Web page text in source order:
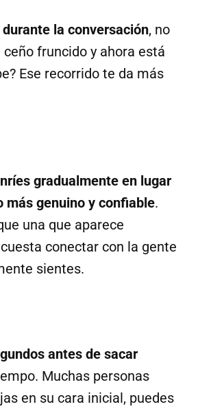
la conversación, no
fruncido y ahora está
Ese recorrido te da más
gradualmente en lugar
más genuino y confiable.
una que aparece
conectar con la gente
sientes.
antes de sacar
Muchas personas
en su cara inicial, puedes